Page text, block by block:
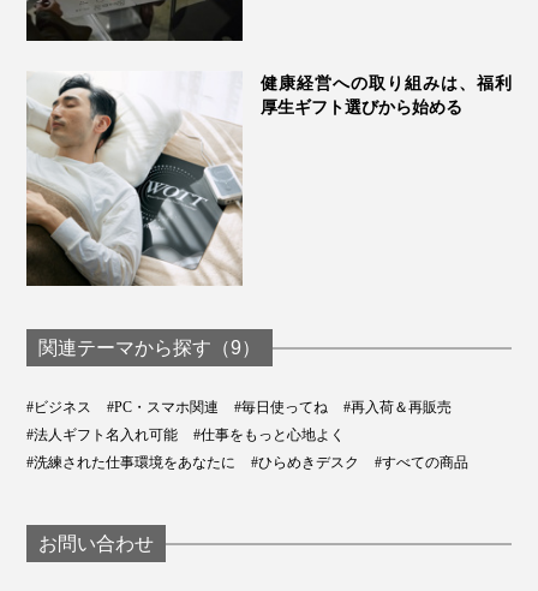
健康経営への取り組みは、福利
厚生ギフト選びから始める
関連テーマから探す（9）
#ビジネス #PC・スマホ関連 #毎日使ってね
#再入荷＆再販売
#法人ギフト名入れ可能
#仕事をもっと心地よく
#洗練された仕事環境をあなたに
#ひらめきデスク #すべての商品
お問い合わせ